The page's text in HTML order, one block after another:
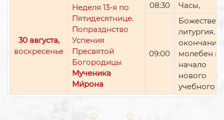
30 августа,
воскресенье
Неделя 13-я по
Пятидесятнице.
Попразднство
Успения
Пресвятой
Богородицы
Мученика
Ми́рона
08:30 Часы,
09:00
литургия.
окончании
молебен
начало
нового
учебного